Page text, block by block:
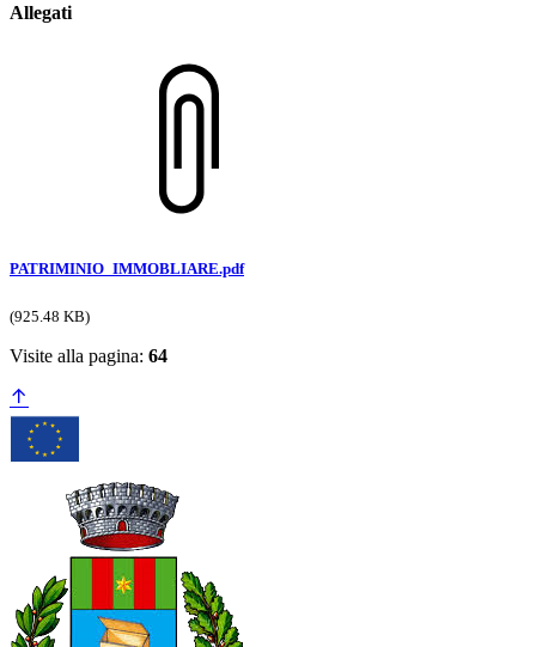
Allegati
PATRIMINIO_IMMOBLIARE.pdf
(925.48 KB)
Visite alla pagina: 64